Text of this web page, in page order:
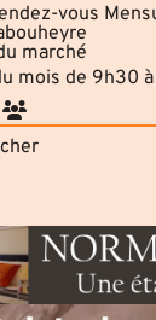
vous
marché
mois de 9h30